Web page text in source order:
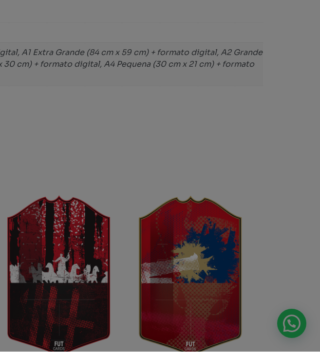
A1 Extra Grande (84 cm x 59 cm) + formato digital, A2 Grande
cm) + formato digital, A4 Pequena (30 cm x 21 cm) + formato